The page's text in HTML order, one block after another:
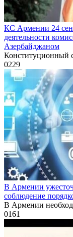
КС Армении 24
деятельности
Азербайджаном
Конституционный
0229
В Армении
соблюдение
В Армении
0161